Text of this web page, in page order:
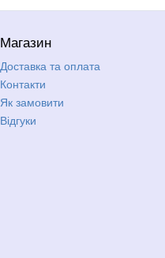
Магазин
Доставка та оплата
Контакти
Як замовити
Відгуки